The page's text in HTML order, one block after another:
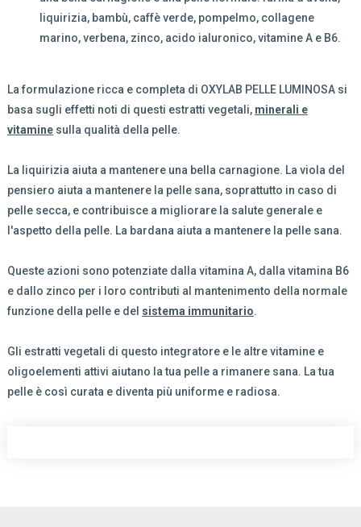
liquirizia, bambù, caffè verde, pompelmo, collagene
marino, verbena, zinco, acido ialuronico, vitamine A e B6.
La formulazione ricca e completa di OXYLAB PELLE LUMINOSA si
basa sugli effetti noti di questi estratti vegetali, minerali e
vitaminesulla qualità della pelle.
La liquirizia aiuta a mantenere una bella carnagione. La viola del
pensiero aiuta a mantenere la pelle sana, soprattutto in caso di
pelle secca, e contribuisce a migliorare la salute generale e
l'aspetto della pelle. La bardana aiuta a mantenere la pelle sana.
Queste azioni sono potenziate dalla vitamina A, dalla vitamina B6
e dallo zinco per i loro contributi al mantenimento della normale
funzione della pelle e del sistema immunitario.
Gli estratti vegetali di questo integratore e le altre vitamine e
oligoelementi attivi aiutano la tua pelle a rimanere sana. La tua
pelle è così curata e diventa più uniforme e radiosa.